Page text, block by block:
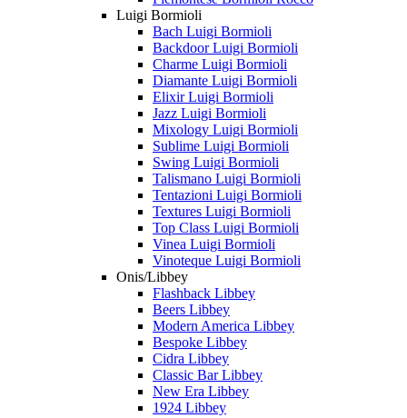
Luigi Bormioli
Bach Luigi Bormioli
Backdoor Luigi Bormioli
Charme Luigi Bormioli
Diamante Luigi Bormioli
Elixir Luigi Bormioli
Jazz Luigi Bormioli
Mixology Luigi Bormioli
Sublime Luigi Bormioli
Swing Luigi Bormioli
Talismano Luigi Bormioli
Tentazioni Luigi Bormioli
Textures Luigi Bormioli
Top Class Luigi Bormioli
Vinea Luigi Bormioli
Vinoteque Luigi Bormioli
Onis/Libbey
Flashback Libbey
Beers Libbey
Modern America Libbey
Bespoke Libbey
Cidra Libbey
Classic Bar Libbey
New Era Libbey
1924 Libbey